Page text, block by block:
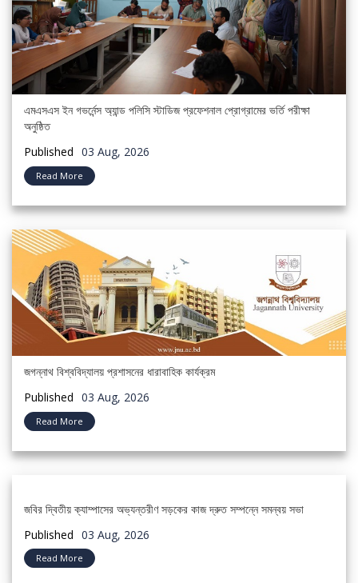
এমএসএস ইন গভর্নেন্স অ্যান্ড পলিসি স্টাডিজ প্রফেশনাল প্রোগ্রামের ভর্তি পরীক্ষা
অনুষ্ঠিত
Published 03 Aug, 2026
Read More
জগন্নাথ বিশ্ববিদ্যালয় প্রশাসনের ধারাবাহিক কার্যক্রম
Published 03 Aug, 2026
Read More
জবির দ্বিতীয় ক্যাম্পাসের অভ্যন্তরীণ সড়কের কাজ দ্রুত সম্পন্নে সমন্বয় সভা
Published 03 Aug, 2026
Read More